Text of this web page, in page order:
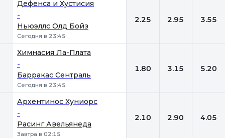
Дефенса и Хустисия
-
Ньюэллс Олд Бойз
Сегодня в 23:45
2.25 2.95 3.55
Химнасия Ла-Плата
-
Барракас Сентраль
Сегодня в 23:45
1.80 3.15 5.20
Архентинос Хуниорс
-
Расинг Авельянеда
Завтра в 02:15
2.10 2.90 4.05